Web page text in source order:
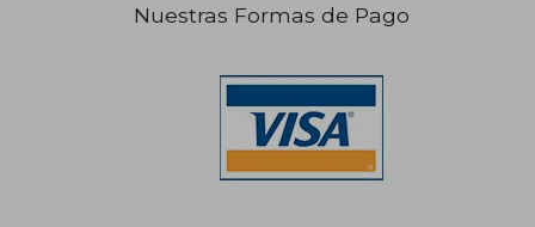
Nuestras Formas de Pago